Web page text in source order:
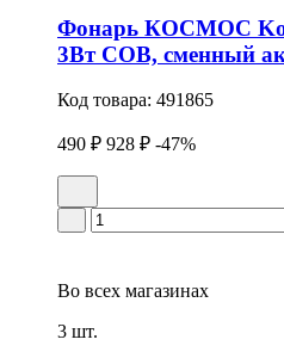
Фонарь КОСМОС
3Вт СОВ, сменный
Код товара: 491865
490 ₽ 928 ₽ -47%
Во всех магазинах
3 шт.